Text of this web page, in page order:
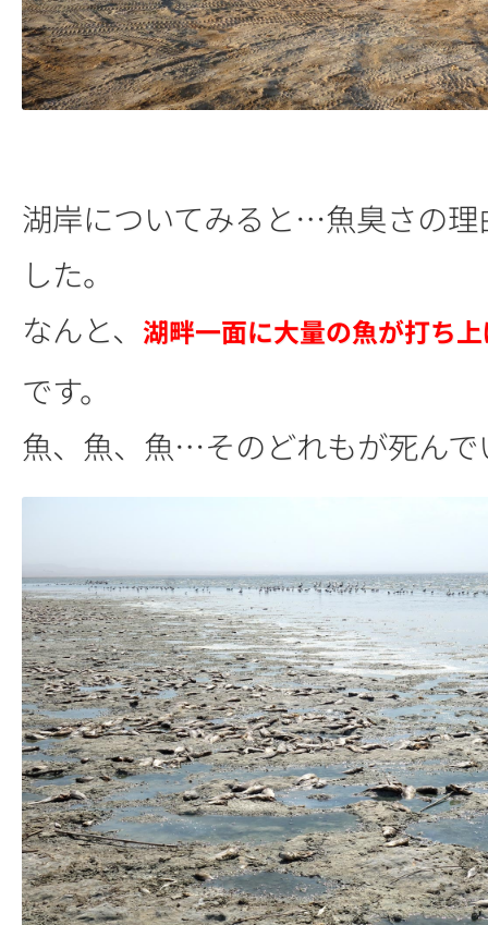
湖岸についてみると…魚臭さの理
した。
なんと、 湖畔一面に大量の魚が打ち
です。
魚、魚、魚…そのどれもが死んで